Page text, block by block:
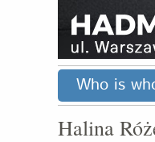
Who is
Halina